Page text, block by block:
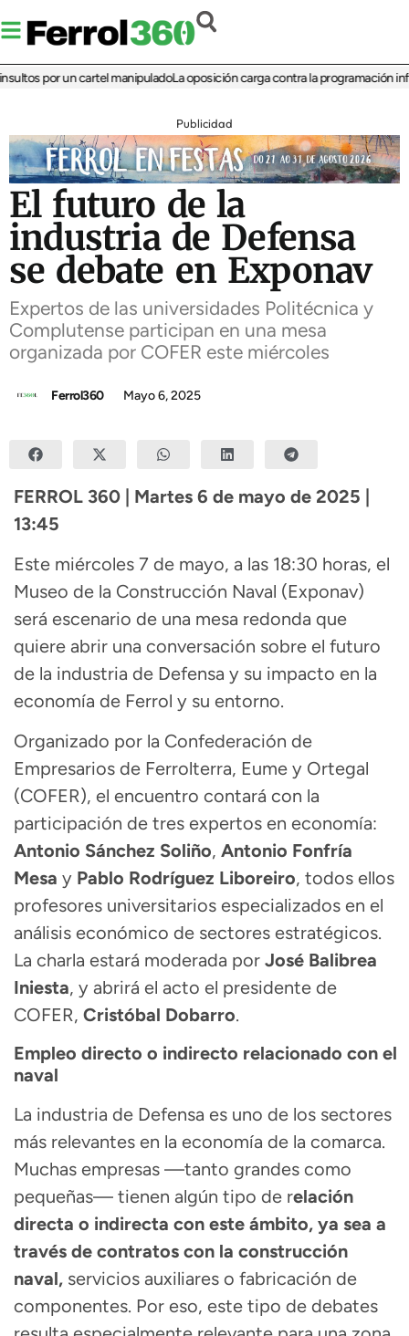
por un cartel manipuladoLa oposición carga contra la programación
Publicidad
El futuro de la
industria de Defensa
se debate en Exponav
Expertos de las universidades Politécnica y
Complutense participan en una mesa
organizada por COFER este miércoles
Ferrol360 Mayo 6, 2025
FERROL 360 | Martes 6 de mayo de 2025 |
13:45
Este miércoles 7 de mayo, a las 18:30 horas, el
Museo de la Construcción Naval (Exponav)
será escenario de una mesa redonda que
quiere abrir una conversación sobre el futuro
de la industria de Defensa y su impacto en la
economía de Ferrol y su entorno.
Organizado por la Confederación de
Empresarios de Ferrolterra, Eume y Ortegal
(COFER), el encuentro contará con la
participación de tres expertos en economía:
Antonio Sánchez Soliño, Antonio Fonfría
Mesa y Pablo Rodríguez Liboreiro, todos ellos
profesores universitarios especializados en el
análisis económico de sectores estratégicos.
La charla estará moderada por José Balibrea
Iniesta, y abrirá el acto el presidente de
COFER, Cristóbal Dobarro.
Empleo directo o indirecto relacionado con el
naval
La industria de Defensa es uno de los sectores
más relevantes en la economía de la comarca.
Muchas empresas —tanto grandes como
pequeñas— tienen algún tipo de relación
directa o indirecta con este ámbito, ya sea a
través de contratos con la construcción
naval, servicios auxiliares o fabricación de
componentes. Por eso, este tipo de debates